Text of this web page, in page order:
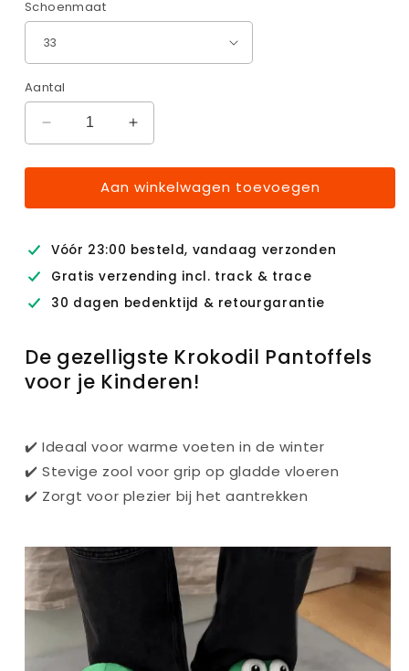
Schoenmaat
Aantal
Aantal
verlagen
voor
CuddleCroc
Aantal
verhogen
voor
CuddleCroc
Aan winkelwagen toevoegen
Vóór 23:00 besteld, vandaag verzonden
Gratis verzending incl. track & trace
30 dagen bedenktijd & retourgarantie
De gezelligste Krokodil Pantoffels
voor je Kinderen!
✔️ Ideaal voor warme voeten in de winter
✔️ Stevige zool voor grip op gladde vloeren
✔️ Zorgt voor plezier bij het aantrekken